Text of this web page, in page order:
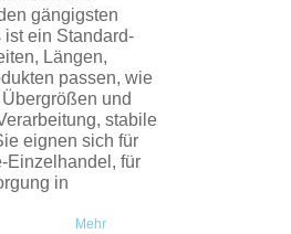
gängigsten
ein Standard-
Längen,
passen, wie
und
stabile
eignen sich für
Einzelhandel, für
in
Mehr